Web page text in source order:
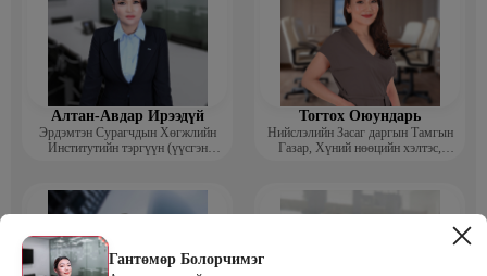
Гантөмөр Болорчимэг
Алтан-Авдар Ирээдүй
Эрдэмтэн Сурагчдын Хөгжлийн
Институтийн тэргүүн (үүсгэн
Тогтох Оюундарь
Нийслэлийн Засаг даргын Тамгын
Газар, Хүний нөөцийн хэлтэс,